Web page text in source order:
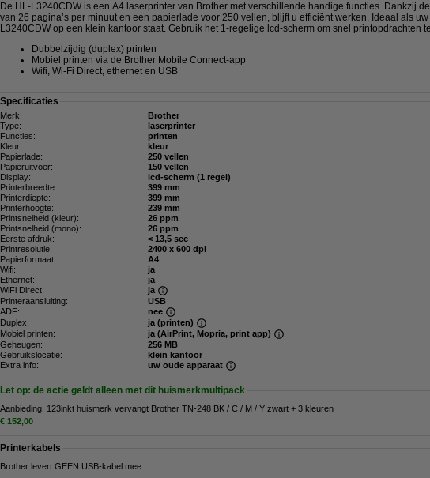
De HL-L3240CDW is een A4 laserprinter van Brother met verschillende handige functies. Dankzij
van 26 pagina’s per minuut en een papierlade voor 250 vellen, blijft u efficiënt werken. Ideaal als
L3240CDW op een klein kantoor staat. Gebruik het 1-regelige lcd-scherm om snel printopdrachten
Dubbelzijdig (duplex) printen
Mobiel printen via de Brother Mobile Connect-app
Wifi, Wi-Fi Direct, ethernet en USB
Specificaties
Merk:
Brother
Type:
laserprinter
Functies:
printen
Kleur:
kleur
Papierlade:
250 vellen
Papieruitvoer:
150 vellen
Display:
lcd-scherm (1 regel)
Printerbreedte:
399 mm
Printerdiepte:
399 mm
Printerhoogte:
239 mm
Printsnelheid (kleur):
26 ppm
Printsnelheid (mono):
26 ppm
Eerste afdruk:
< 13,5 sec
Printresolutie:
2400 x 600 dpi
Papierformaat:
A4
Wifi:
ja
Ethernet:
ja
WiFi Direct:
ja
Printeraansluiting:
USB
ADF:
nee
Duplex:
ja (printen)
Mobiel printen:
ja (AirPrint, Mopria, print app)
Geheugen:
256 MB
Gebruikslocatie:
klein kantoor
Extra info:
uw oude apparaat
Let op: de actie geldt alleen met dit huismerkmultipack
Aanbieding: 123inkt huismerk vervangt Brother TN-248 BK / C / M / Y zwart + 3 kleuren
€ 152,00
Printerkabels
Brother levert GEEN USB-kabel mee.